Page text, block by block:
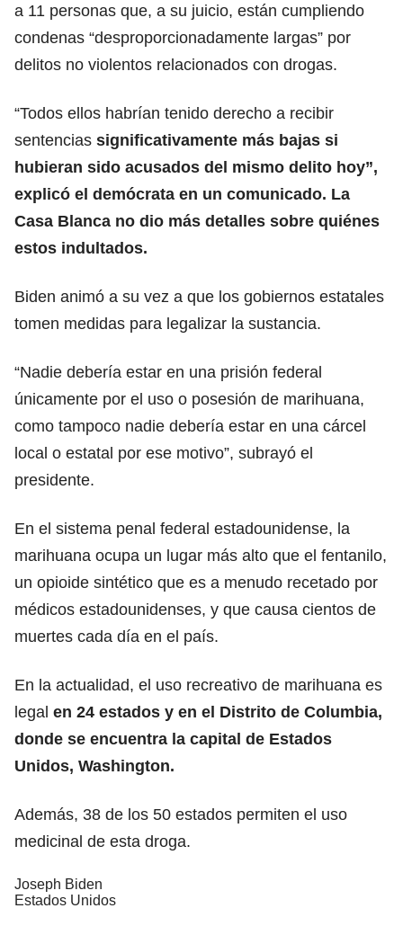
a 11 personas que, a su juicio, están cumpliendo
condenas “desproporcionadamente largas” por
delitos no violentos relacionados con drogas.
“Todos ellos habrían tenido derecho a recibir
sentencias significativamente más bajas si
hubieran sido acusados del mismo delito hoy”,
explicó el demócrata en un comunicado. La
Casa Blanca no dio más detalles sobre quiénes
estos indultados.
Biden animó a su vez a que los gobiernos estatales
tomen medidas para legalizar la sustancia.
“Nadie debería estar en una prisión federal
únicamente por el uso o posesión de marihuana,
como tampoco nadie debería estar en una cárcel
local o estatal por ese motivo”, subrayó el
presidente.
En el sistema penal federal estadounidense, la
marihuana ocupa un lugar más alto que el fentanilo,
un opioide sintético que es a menudo recetado por
médicos estadounidenses, y que causa cientos de
muertes cada día en el país.
En la actualidad, el uso recreativo de marihuana es
legal en 24 estados y en el Distrito de Columbia,
donde se encuentra la capital de Estados
Unidos, Washington.
Además, 38 de los 50 estados permiten el uso
medicinal de esta droga.
Joseph Biden
Estados Unidos